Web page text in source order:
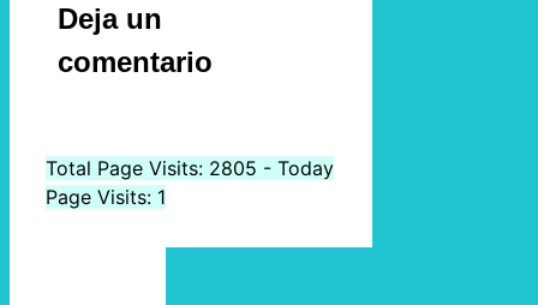
Deja un
comentario
Total Page Visits: 2805 - Today
Page Visits: 1